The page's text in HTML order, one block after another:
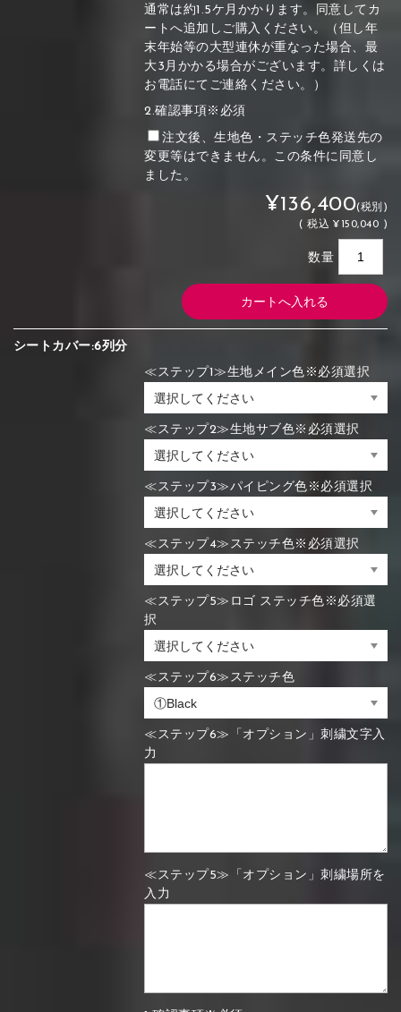
通常は約1.5ケ月かかります。同意してカ
ートへ追加しご購入ください。（但し年
末年始等の大型連休が重なった場合、最
大3月かかる場合がございます。詳しくは
お電話にてご連絡ください。）
2.確認事項※必須
注文後、生地色・ステッチ色発送先の
変更等はできません。この条件に同意し
ました。
¥136,400(税別)
(税込 ¥150,040 )
数量
シートカバー:6列分
≪ステップ1≫生地メイン色※必須選択
≪ステップ2≫生地サブ色※必須選択
≪ステップ3≫パイピング色※必須選択
≪ステップ4≫ステッチ色※必須選択
≪ステップ5≫ロゴ ステッチ色※必須選
択
≪ステップ6≫ステッチ色
≪ステップ6≫「オプション」刺繍文字入
力
≪ステップ5≫「オプション」刺繍場所を
入力